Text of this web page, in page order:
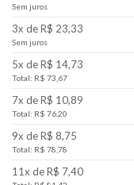
Sem juros
3x de R$ 23,33
Sem juros
5x de R$ 14,73
Total: R$ 73,67
7x de R$ 10,89
Total: R$ 76,20
9x de R$ 8,75
Total: R$ 78,78
11x de R$ 7,40